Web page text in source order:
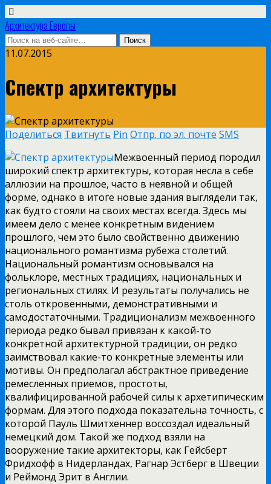
Архитектура Европы
11.07.2015
Спектр архитектуры
Поделиться Твитнуть Pin Отпр. по эл. почте SMS
Межвоенный период породил
широкий спектр архитектуры, которая несла в себе
аллюзии на прошлое, часто в неявной и общей
форме, однако в итоге новые здания выглядели так,
как будто стояли на своих местах всегда. Здесь мы
имеем дело с менее конкретным видением
прошлого, чем это было свойственно движению
национального романтизма рубежа столетий.
Национальный романтизм основывался на
фольклоре, местных традициях, национальных и
региональных стилях. И результаты получались не
столь откровенными, демонстративными и
самодостаточными. Традиционализм межвоенного
периода редко бывал привязан к какой-то
конкретной архитектурной традиции, он редко
заимствовал какие-то конкретные элементы или
мотивы. Он предполагал абстрактное приведение
ремесленных приемов, простоты,
квалифицированной рабочей силы к архетипическим
формам. Для этого подхода показательна точность, с
которой Пауль Шмитхеннер воссоздал идеальный
немецкий дом. Такой же подход взяли на
вооружение такие архитекторы, как Гейсберт
Фридхофф в Нидерландах, Рагнар Эстберг в Швеции
и Реймонд Эрит в Англии.